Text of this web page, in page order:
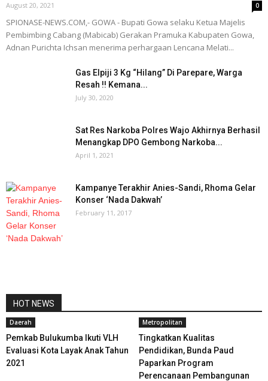
August 20, 2021 0
SPIONASE-NEWS.COM,- GOWA - Bupati Gowa selaku Ketua Majelis
Pembimbing Cabang (Mabicab) Gerakan Pramuka Kabupaten Gowa,
Adnan Purichta Ichsan menerima perhargaan Lencana Melati...
Gas Elpiji 3 Kg “Hilang” Di Parepare, Warga
Resah !! Kemana...
July 30, 2020
Sat Res Narkoba Polres Wajo Akhirnya Berhasil
Menangkap DPO Gembong Narkoba...
April 1, 2021
Kampanye Terakhir Anies-Sandi, Rhoma Gelar
Konser ‘Nada Dakwah’
February 11, 2017
HOT NEWS
Daerah
Pemkab Bulukumba Ikuti VLH
Evaluasi Kota Layak Anak Tahun
2021
Metropolitan
Tingkatkan Kualitas
Pendidikan, Bunda Paud
Paparkan Program
Perencanaan Pembangunan